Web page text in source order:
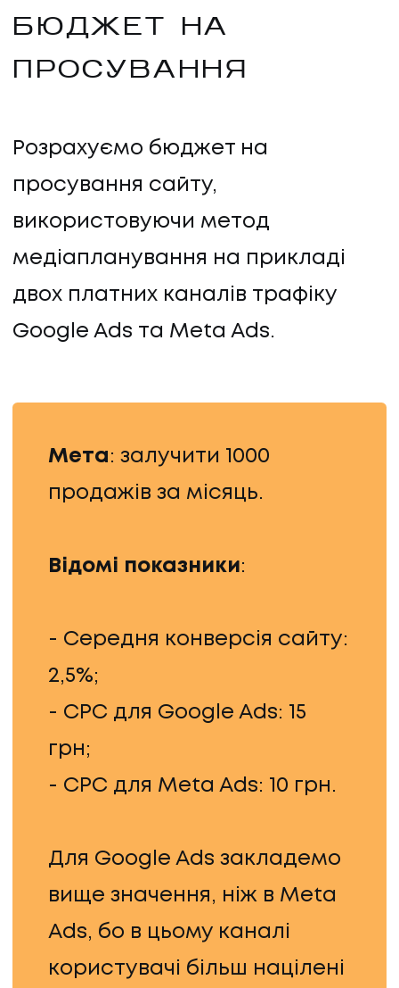
БЮДЖЕТ НА
ПРОСУВАННЯ
Розрахуємо бюджет на
просування сайту,
використовуючи метод
медіапланування на прикладі
двох платних каналів трафіку
Google Ads та Meta Ads.
Мета: залучити 1000
продажів за місяць.
Відомі показники:
- Середня конверсія сайту:
2,5%;
- CPC для Google Ads: 15
грн;
- CPC для Meta Ads: 10 грн.
Для Google Ads закладемо
вище значення, ніж в Meta
Ads, бо в цьому каналі
користувачі більш націлені